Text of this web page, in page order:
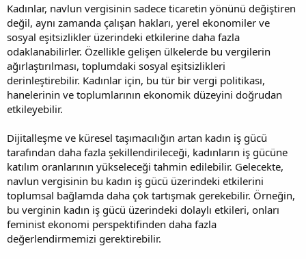
Kadınlar, navlun vergisinin sadece ticaretin yönünü değiştiren
değil, aynı zamanda çalışan hakları, yerel ekonomiler ve
sosyal eşitsizlikler üzerindeki etkilerine daha fazla
odaklanabilirler. Özellikle gelişen ülkelerde bu vergilerin
ağırlaştırılması, toplumdaki sosyal eşitsizlikleri
derinleştirebilir. Kadınlar için, bu tür bir vergi politikası,
hanelerinin ve toplumlarının ekonomik düzeyini doğrudan
etkileyebilir.
Dijitalleşme ve küresel taşımacılığın artan kadın iş gücü
tarafından daha fazla şekillendirileceği, kadınların iş gücüne
katılım oranlarının yükseleceği tahmin edilebilir. Gelecekte,
navlun vergisinin bu kadın iş gücü üzerindeki etkilerini
toplumsal bağlamda daha çok tartışmak gerekebilir. Örneğin,
bu verginin kadın iş gücü üzerindeki dolaylı etkileri, onları
feminist ekonomi perspektifinden daha fazla
değerlendirmemizi gerektirebilir.